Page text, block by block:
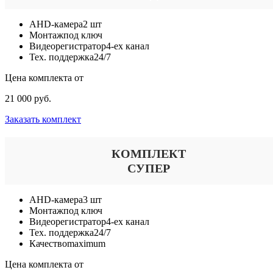
AHD-камера2 шт
Монтажпод ключ
Видеорегистратор4-ех канал
Тех. поддержка24/7
Цена комплекта от
21 000 руб.
Заказать комплект
КОМПЛЕКТ
СУПЕР
AHD-камера3 шт
Монтажпод ключ
Видеорегистратор4-ех канал
Тех. поддержка24/7
Качествоmaximum
Цена комплекта от